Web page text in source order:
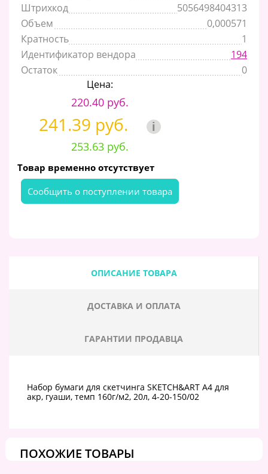
Штрихкод
5056498404313
Объем
0,000571
Кратность
1
Идентификатор вендора
194
Остаток
0
Цена:
220.40 руб.
241.39 руб. i
253.63 руб.
Товар временно отсутствует
Cообщить о поступлении товара
ОПИСАНИЕ ТОВАРА
ДОСТАВКА И ОПЛАТА
ГАРАНТИИ ПРОДАВЦА
Набор бумаги для скетчинга SKETCH&ART А4 для
акр, гуаши, темп 160г/м2, 20л, 4-20-150/02
ПОХОЖИЕ ТОВАРЫ